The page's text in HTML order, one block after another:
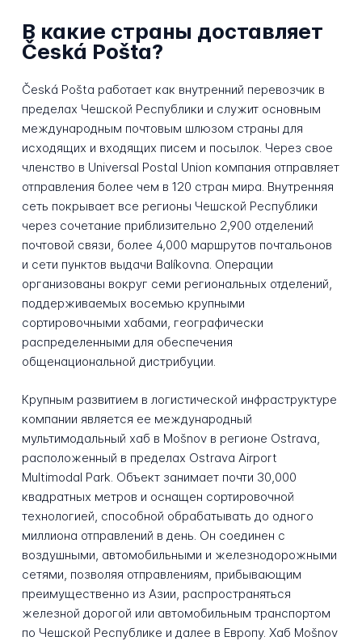
В какие страны доставляет
Česká Pošta?
Česká Pošta работает как внутренний перевозчик в
пределах Чешской Республики и служит основным
международным почтовым шлюзом страны для
исходящих и входящих писем и посылок. Через свое
членство в Universal Postal Union компания отправляет
отправления более чем в 120 стран мира. Внутренняя
сеть покрывает все регионы Чешской Республики
через сочетание приблизительно 2,900 отделений
почтовой связи, более 4,000 маршрутов почтальонов
и сети пунктов выдачи Balíkovna. Операции
организованы вокруг семи региональных отделений,
поддерживаемых восемью крупными
сортировочными хабами, географически
распределенными для обеспечения
общенациональной дистрибуции.
Крупным развитием в логистической инфраструктуре
компании является ее международный
мультимодальный хаб в Mošnov в регионе Ostrava,
расположенный в пределах Ostrava Airport
Multimodal Park. Объект занимает почти 30,000
квадратных метров и оснащен сортировочной
технологией, способной обрабатывать до одного
миллиона отправлений в день. Он соединен с
воздушными, автомобильными и железнодорожными
сетями, позволяя отправлениям, прибывающим
преимущественно из Азии, распространяться
железной дорогой или автомобильным транспортом
по Чешской Республике и далее в Европу. Хаб Mošnov